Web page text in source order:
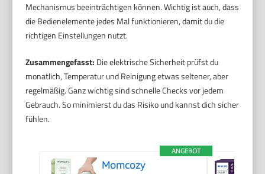
Mechanismus beeinträchtigen können. Wichtig ist auch, dass
die Bedienelemente jedes Mal funktionieren, damit du die
richtigen Einstellungen nutzt.
Zusammengefasst: Die elektrische Sicherheit prüfst du
monatlich, Temperatur und Reinigung etwas seltener, aber
regelmäßig. Ganz wichtig sind schnelle Checks vor jedem
Gebrauch. So minimierst du das Risiko und kannst dich sicher
fühlen.
ANGEBOT
Momcozy